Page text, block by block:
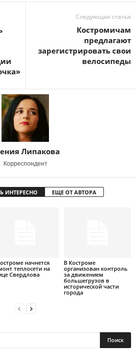
Следующая статья
Костромичам
предлагают
зарегистрировать свои
велосипеды
Липакова
Корреспондент
ИНТЕРЕСНО ЕЩЕ ОТ АВТОРА
начнется
теплосети на
Свердлова
В Костроме
организован контроль
за движением
большегрузов в
исторической части
города